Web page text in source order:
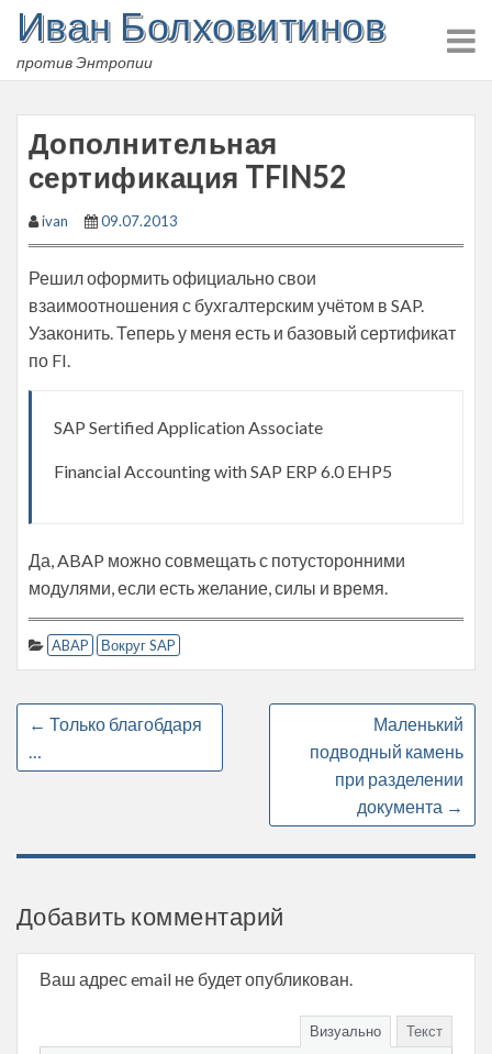
Skip
content
Иван Болховитинов
против Энтропии
Дополнительная
сертификация TFIN52
ivan 09.07.2013
Решил оформить официально свои
взаимоотношения с бухгалтерским учётом в SAP.
Узаконить. Теперь у меня есть и базовый сертификат
по FI.
SAP Sertified Application Associate
Financial Accounting with SAP ERP 6.0 EHP5
Да, ABAP можно совмещать с потусторонними
модулями, если есть желание, силы и время.
ABAP Вокруг SAP
← Только благобдаря
…
Маленький
подводный камень
при разделении
документа →
Добавить комментарий
Ваш адрес email не будет опубликован.
Визуально Текст